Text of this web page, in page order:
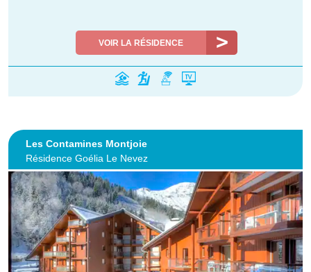
VOIR LA RÉSIDENCE
Les Contamines Montjoie
Résidence Goélia Le Nevez